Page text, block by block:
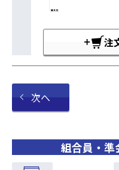
組合員・準
注
次へ